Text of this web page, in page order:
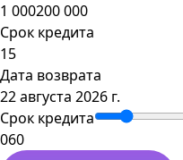
1 000200 000
Срок кредита
Дата возврата
22 августа 2026 г.
Срок кредита
060